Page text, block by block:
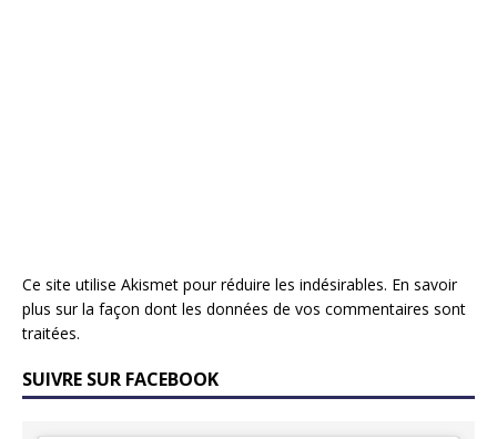
Ce site utilise Akismet pour réduire les indésirables. En savoir
plus sur la façon dont les données de vos commentaires sont
traitées.
SUIVRE SUR FACEBOOK